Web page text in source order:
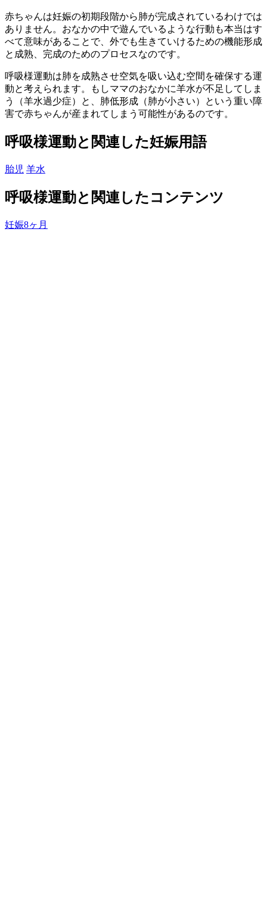
赤ちゃんは妊娠の初期段階から肺が完成されているわけでは
ありません。おなかの中で遊んでいるような行動も本当はす
べて意味があることで、外でも生きていけるための機能形成
と成熟、完成のためのプロセスなのです。
呼吸様運動は肺を成熟させ空気を吸い込む空間を確保する運
動と考えられます。もしママのおなかに羊水が不足してしま
う（羊水過少症）と、肺低形成（肺が小さい）という重い障
害で赤ちゃんが産まれてしまう可能性があるのです。
呼吸様運動と関連した妊娠用語
胎児 羊水
呼吸様運動と関連したコンテンツ
妊娠8ヶ月